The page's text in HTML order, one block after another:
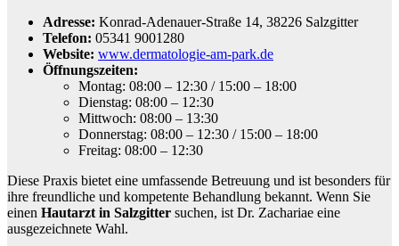
Adresse: Konrad-Adenauer-Straße 14, 38226 Salzgitter
Telefon: 05341 9001280
Website: www.dermatologie-am-park.de
Öffnungszeiten:
Montag: 08:00 – 12:30 / 15:00 – 18:00
Dienstag: 08:00 – 12:30
Mittwoch: 08:00 – 13:30
Donnerstag: 08:00 – 12:30 / 15:00 – 18:00
Freitag: 08:00 – 12:30
Diese Praxis bietet eine umfassende Betreuung und ist besonders für
ihre freundliche und kompetente Behandlung bekannt. Wenn Sie
einen Hautarzt in Salzgitter suchen, ist Dr. Zachariae eine
ausgezeichnete Wahl.